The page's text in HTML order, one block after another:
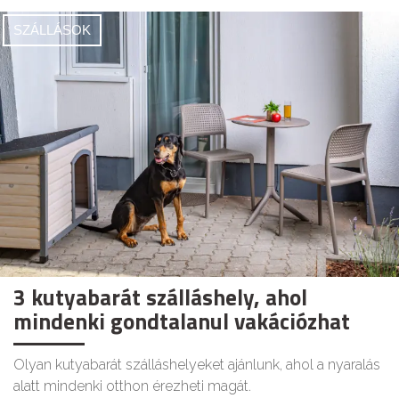
SZÁLLÁSOK
3 kutyabarát szálláshely, ahol
mindenki gondtalanul vakációzhat
Olyan kutyabarát szálláshelyeket ajánlunk, ahol a nyaralás
alatt mindenki otthon érezheti magát.